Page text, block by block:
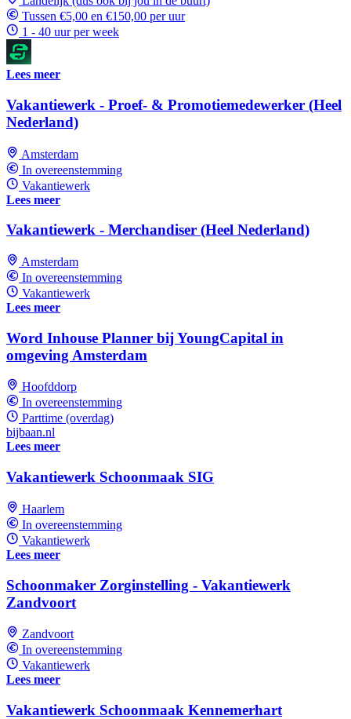
Tussen €5,00 en €150,00 per uur
1 - 40 uur per week
Lees meer
Vakantiewerk - Proef- & Promotiemedewerker (Heel
Nederland)
Amsterdam
In overeenstemming
Vakantiewerk
Lees meer
Vakantiewerk - Merchandiser (Heel Nederland)
Amsterdam
In overeenstemming
Vakantiewerk
Lees meer
Word Inhouse Planner bij YoungCapital in
omgeving Amsterdam
Hoofddorp
In overeenstemming
Parttime (overdag)
bijbaan.nl
Lees meer
Vakantiewerk Schoonmaak SIG
Haarlem
In overeenstemming
Vakantiewerk
Lees meer
Schoonmaker Zorginstelling - Vakantiewerk
Zandvoort
Zandvoort
In overeenstemming
Vakantiewerk
Lees meer
Vakantiewerk Schoonmaak Kennemerhart